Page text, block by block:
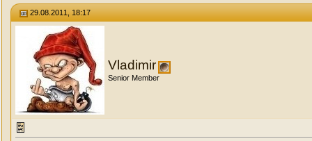
29.08.2011, 18:17
Vladimir
Senior Member